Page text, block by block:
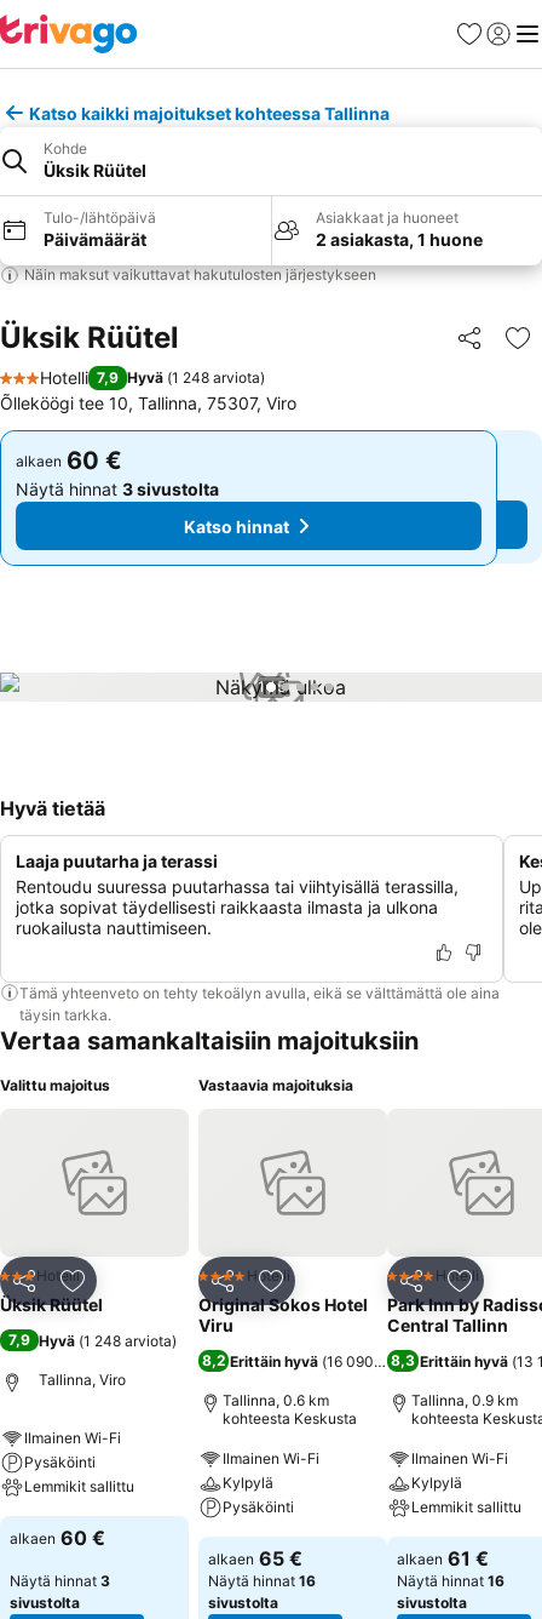
Suosikit
Katso kaikki majoitukset kohteessa Tallinna
Kohde
Üksik Rüütel
Tulo-/lähtöpäivä
Päivämäärät
Asiakkaat ja huoneet
2 asiakasta, 1 huone
Näin maksut vaikuttavat hakutulosten järjestykseen
Üksik Rüütel Jaa
3 Tähtiluokitus
Hotelli 7,9 Hyvä (1 248 arviota)
Õlleköögi tee 10, Tallinna, 75307, Viro
alkaen 60 €
Näytä hinnat 3 sivustolta
Katso hinnat
alkaen 60 €
Näytä hinnat 3 sivustolta
Katso hinnat
1 / 5
Hyvä tietää
Laaja puutarha ja terassi
Rentoudu suuressa puutarhassa tai viihtyisällä terassilla,
jotka sopivat täydellisesti raikkaasta ilmasta ja ulkona
ruokailusta nauttimiseen.
Tämä yhteenveto on tehty tekoälyn avulla, eikä se välttämättä ole aina
täysin tarkka.
Vertaa samankaltaisiin majoituksiin
Valittu majoitus
Jaa Lisää suosikkeihin
3 Tähtiluokitus
Hotelli
Üksik Rüütel
7,9 Hyvä (1 248 arviota)
Tallinna, Viro
Ilmainen Wi-Fi
Pysäköinti
Lemmikit sallittu
alkaen 60 €
Näytä hinnat 3
sivustolta
Vastaavia majoituksia
Jaa Lisää suosikkeihin
4 Tähtiluokitus
Hotelli
Original Sokos Hotel
Viru
8,2 Erittäin hyvä (16 090 arviota)
Tallinna, 0.6 km
kohteesta Keskusta
Ilmainen Wi-Fi
Kylpylä
Pysäköinti
alkaen 65 €
Näytä hinnat 16
sivustolta
Jaa Lisää
4 Tähtiluokitus
Hotelli
Park Inn by
Central Tallinn
8,3 Erittäin hyvä (13
Tallinna, 0.9 km
kohteesta
Ilmainen Wi-Fi
Kylpylä
Lemmikit sallittu
alkaen 61 €
Näytä hinnat 16
sivustolta